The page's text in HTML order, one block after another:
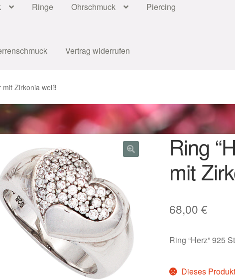
Ringe Ohrschmuck Piercing
Vertrag widerrufen
zu Ostern 2023
für Weihnachten 2023
für Weihnachten 2025
Schmuck online kaufen 2016
Schmuck online kaufen 2018
Karneval 2019 – Schmuck zu Fasching & Co.
KasseLiefer- und Versandkosten
und Festliches zu Halloween
mit Zirkonia weiß
Ring
mit
68,00 €
Ring “Herz” 925
Dieses